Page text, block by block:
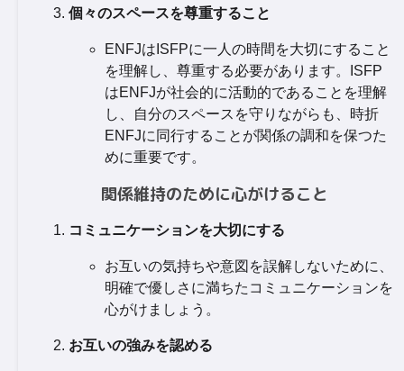
個々のスペースを尊重すること
ENFJはISFPに一人の時間を大切にすること
を理解し、尊重する必要があります。ISFP
はENFJが社会的に活動的であることを理解
し、自分のスペースを守りながらも、時折
ENFJに同行することが関係の調和を保つた
めに重要です。
関係維持のために心がけること
コミュニケーションを大切にする
お互いの気持ちや意図を誤解しないために、
明確で優しさに満ちたコミュニケーションを
心がけましょう。
お互いの強みを認める